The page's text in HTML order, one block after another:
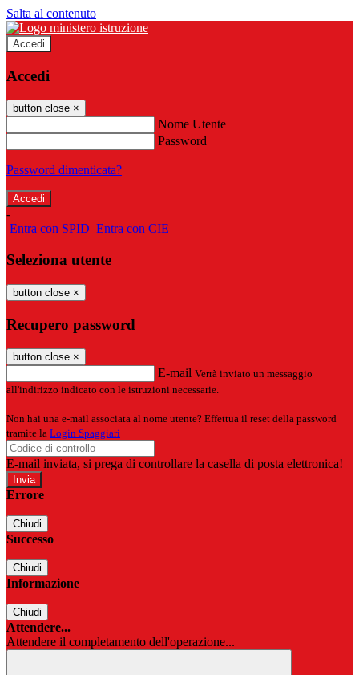
Salta al contenuto
Accedi
Accedi
button close ×
Nome Utente
Password
Password dimenticata?
-
Entra con SPID Entra con CIE
Seleziona utente
button close ×
Recupero password
button close ×
E-mail Verrà inviato un messaggio
all'indirizzo indicato con le istruzioni necessarie.
Non hai una e-mail associata al nome utente? Effettua il reset della password
tramite la Login Spaggiari
E-mail inviata, si prega di controllare la casella di posta elettronica!
Errore
Chiudi
Successo
Chiudi
Informazione
Chiudi
Attendere...
Attendere il completamento dell'operazione...